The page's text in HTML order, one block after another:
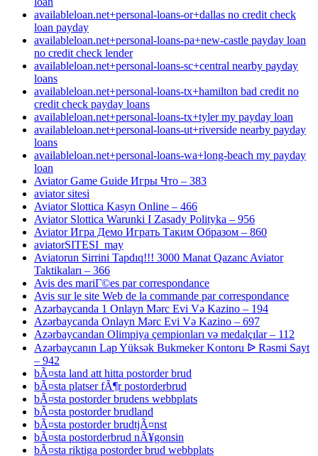
availableloan.net+personal-loans-or+dallas no credit check
loan payday
availableloan.net+personal-loans-pa+new-castle payday loan
no credit check lender
availableloan.net+personal-loans-sc+central nearby payday
loans
availableloan.net+personal-loans-tx+hamilton bad credit no
credit check payday loans
availableloan.net+personal-loans-tx+tyler my payday loan
availableloan.net+personal-loans-ut+riverside nearby payday
loans
availableloan.net+personal-loans-wa+long-beach my payday
loan
Aviator Game Guide Игры Что – 383
aviator sitesi
Aviator Slottica Kasyn Online – 466
Aviator Slottica Warunki I Zasady Polityka – 956
Aviator Игра Демо Играть Таким Образом – 860
aviatorSITESI_may
Aviatorun Sirrini Tapdıq!!! 3000 Manat Qazanc Aviator
Taktikaları – 366
Avis des mariГ©es par correspondance
Avis sur le site Web de la commande par correspondance
Azərbaycanda 1 Onlayn Mərc Evi Və Kazino – 194
Azərbaycanda Onlayn Mərc Evi Və Kazino – 697
Azərbaycandan Olimpiya çempionları və medalçılar – 112
Azərbaycanın Lap Yüksək Bukmeker Kontoru ᐉ Rəsmi Sayt
– 942
bÃ¤sta land att hitta postorder brud
bÃ¤sta platser fÃ¶r postorderbrud
bÃ¤sta postorder brudens webbplats
bÃ¤sta postorder brudland
bÃ¤sta postorder brudtjÃ¤nst
bÃ¤sta postorderbrud nÃ¥gonsin
bÃ¤sta riktiga postorder brud webbplats